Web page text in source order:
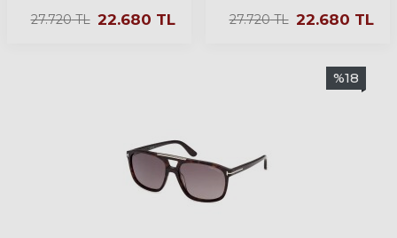
27.720TL 22.680 TL 27.720TL 22.680 TL
%18